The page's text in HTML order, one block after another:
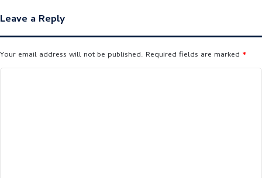
Leave a Reply
Your email address will not be published. Required fields are marked *